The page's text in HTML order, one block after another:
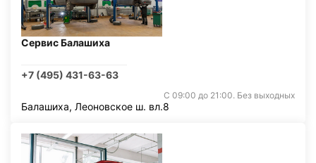
Сервис Балашиха
+7 (495) 431-63-63
С 09:00 до 21:00. Без выходных
Балашиха, Леоновское ш. вл.8